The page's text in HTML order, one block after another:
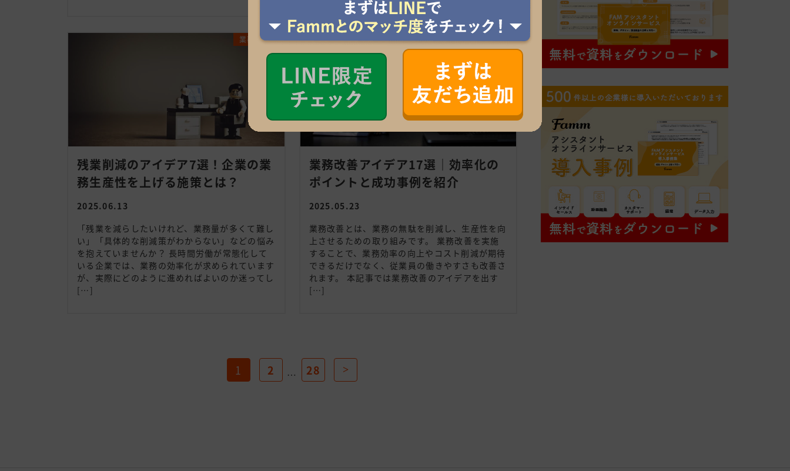
残業削減のアイデア7選！企業の業
務生産性を上げる施策とは？
2025.06.13
業務効率化
「残業を減らしたいけれど、業務量が多くて難し
い」「具体的な削減策がわからない」などの悩み
を抱えていませんか？ 長時間労働が常態化して
いる企業では、業務の効率化が求められています
が、実際にどのように進めればよいのか迷ってし
[…]
業務改善アイデア17選｜効率化の
ポイントと成功事例を紹介
2025.05.23
業務効率化
業務改善とは、業務の無駄を削減し、生産性を向
上させるための取り組みです。 業務改善を実施
することで、業務効率の向上やコスト削減が期待
できるだけでなく、従業員の働きやすさも改善さ
れます。 本記事では業務改善のアイデアを出す
[…]
投
の
1 2 … 28